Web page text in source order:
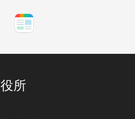
所